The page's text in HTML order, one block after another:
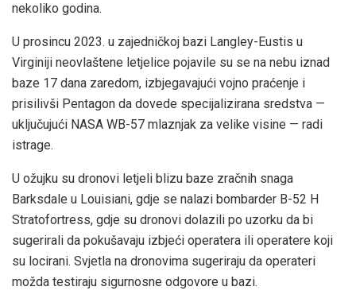
nekoliko godina.
U prosincu 2023. u zajedničkoj bazi Langley-Eustis u
Virginiji neovlaštene letjelice pojavile su se na nebu iznad
baze 17 dana zaredom, izbjegavajući vojno praćenje i
prisilivši Pentagon da dovede specijalizirana sredstva —
uključujući NASA WB-57 mlaznjak za velike visine — radi
istrage.
U ožujku su dronovi letjeli blizu baze zračnih snaga
Barksdale u Louisiani, gdje se nalazi bombarder B-52 H
Stratofortress, gdje su dronovi dolazili po uzorku da bi
sugerirali da pokušavaju izbjeći operatera ili operatere koji
su locirani. Svjetla na dronovima sugeriraju da operateri
možda testiraju sigurnosne odgovore u bazi.